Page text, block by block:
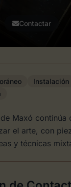
Contactar
Instalación
Maxó continúa
el arte, con
y técnicas